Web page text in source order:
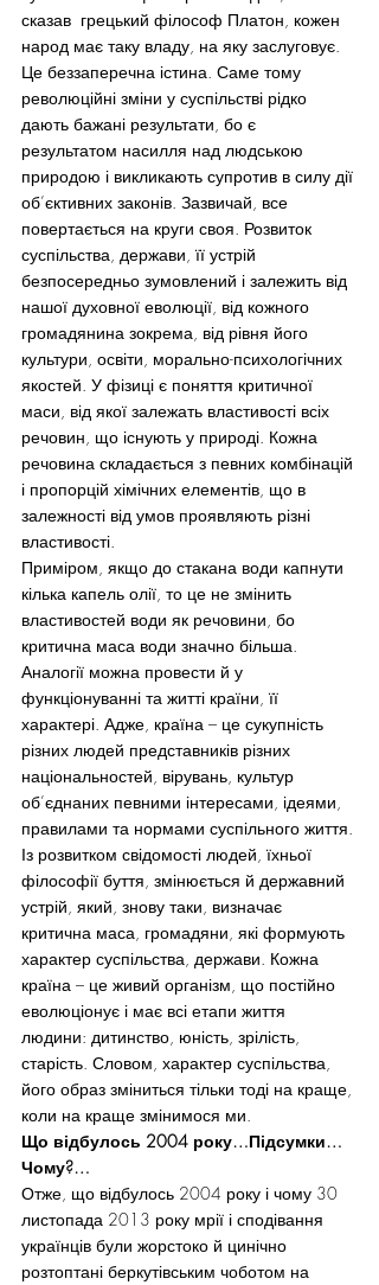
сказав  грецький філософ Платон, кожен
народ має таку владу, на яку заслуговує.
Це беззаперечна істина. Саме тому
революційні зміни у суспільстві рідко
дають бажані результати, бо є
результатом насилля над людською
природою і викликають супротив в силу дії
об’єктивних законів. Зазвичай, все
повертається на круги своя. Розвиток
суспільства, держави, її устрій
безпосередньо зумовлений і залежить від
нашої духовної еволюції, від кожного
громадянина зокрема, від рівня його
культури, освіти, морально-психологічних
якостей. У фізиці є поняття критичної
маси, від якої залежать властивості всіх
речовин, що існують у природі. Кожна
речовина складається з певних комбінацій
і пропорцій хімічних елементів, що в
залежності від умов проявляють різні
властивості.
Приміром, якщо до стакана води капнути
кілька капель олії, то це не змінить
властивостей води як речовини, бо
критична маса води значно більша.
Аналогії можна провести й у
функціонуванні та житті країни, її
характері. Адже, країна – це сукупність
різних людей представників різних
національностей, вірувань, культур
об’єднаних певними інтересами, ідеями,
правилами та нормами суспільного життя.
Із розвитком свідомості людей, їхньої
філософії буття, змінюється й державний
устрій, який, знову таки, визначає
критична маса, громадяни, які формують
характер суспільства, держави. Кожна
країна – це живий організм, що постійно
еволюціонує і має всі етапи життя
людини: дитинство, юність, зрілість,
старість. Словом, характер суспільства,
його образ зміниться тільки тоді на краще,
коли на краще змінимося ми.
Що відбулось 2004 року…Підсумки…
Чому?…
Отже, що відбулось 2004 року і чому 30
листопада 2013 року мрії і сподівання
українців були жорстоко й цинічно
розтоптані беркутівським чоботом на